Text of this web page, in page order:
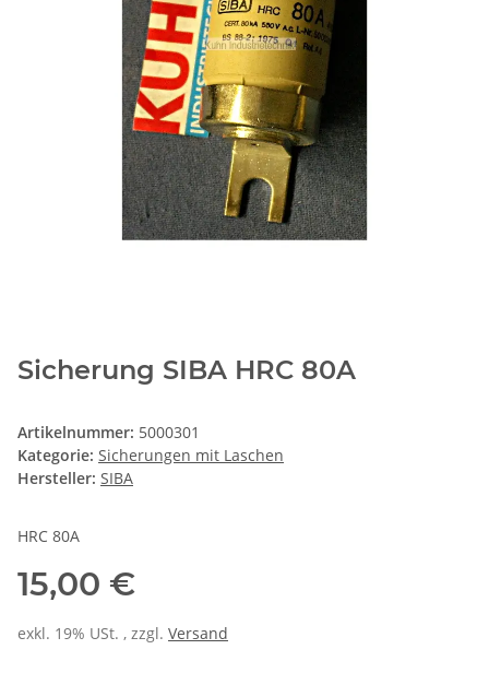
Sicherung SIBA HRC 80A
Artikelnummer: 5000301
Kategorie: Sicherungen mit Laschen
Hersteller: SIBA
HRC 80A
15,00 €
exkl. 19% USt. , zzgl. Versand